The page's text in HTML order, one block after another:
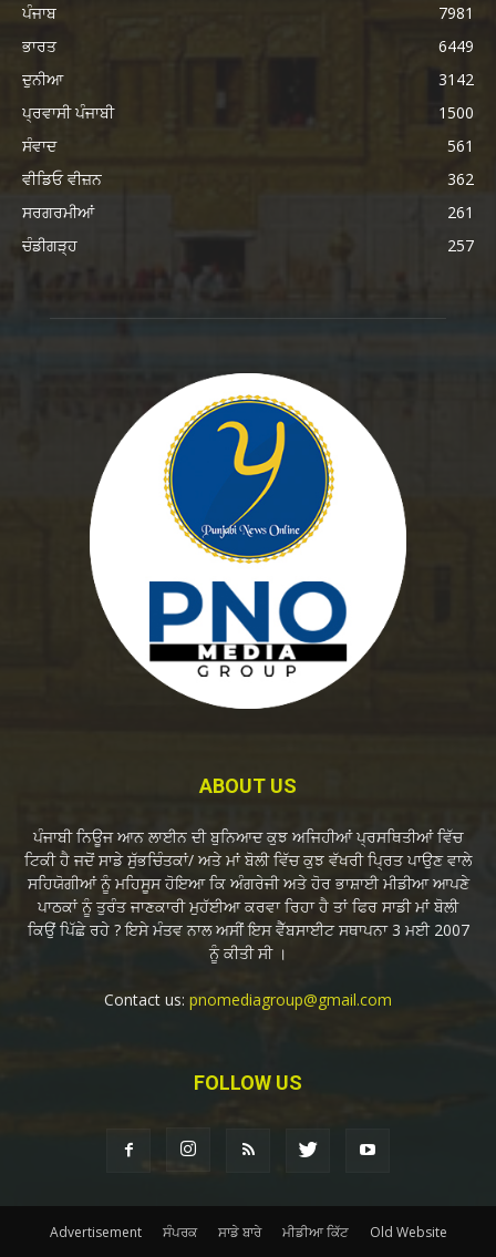
ਪੰਜਾਬ
7981
ਭਾਰਤ
6449
ਦੁਨੀਆ
3142
ਪ੍ਰਵਾਸੀ ਪੰਜਾਬੀ
1500
ਸੰਵਾਦ
561
ਵੀਡਿਓ ਵੀਜ਼ਨ
362
ਸਰਗਰਮੀਆਂ
261
ਚੰਡੀਗੜ੍ਹ
257
ABOUT US
ਪੰਜਾਬੀ ਨਿਊਜ ਆਨ ਲਾਈਨ ਦੀ ਬੁਨਿਆਦ ਕੁਝ ਅਜਿਹੀਆਂ ਪ੍ਰਸਥਿਤੀਆਂ ਵਿੱਚ
ਟਿਕੀ ਹੈ ਜਦੋਂ ਸਾਡੇ ਸੁੱਭਚਿੰਤਕਾਂ/ ਅਤੇ ਮਾਂ ਬੋਲੀ ਵਿੱਚ ਕੁਝ ਵੱਖਰੀ ਪ੍ਰਿਤ ਪਾਉਣ ਵਾਲੇ
ਸਹਿਯੋਗੀਆਂ ਨੂੰ ਮਹਿਸੂਸ ਹੋਇਆ ਕਿ ਅੰਗਰੇਜੀ ਅਤੇ ਹੋਰ ਭਾਸ਼ਾਈ ਮੀਡੀਆ ਆਪਣੇ
ਪਾਠਕਾਂ ਨੂੰ ਤੁਰੰਤ ਜਾਣਕਾਰੀ ਮੁਹੱਈਆ ਕਰਵਾ ਰਿਹਾ ਹੈ ਤਾਂ ਫਿਰ ਸਾਡੀ ਮਾਂ ਬੋਲੀ
ਕਿਉਂ ਪਿੱਛੇ ਰਹੇ ? ਇਸੇ ਮੰਤਵ ਨਾਲ ਅਸੀਂ ਇਸ ਵੈੱਬਸਾਈਟ ਸਥਾਪਨਾ 3 ਮਈ 2007
ਨੂੰ ਕੀਤੀ ਸੀ ।
Contact us: pnomediagroup@gmail.com
FOLLOW US
Advertisement ਸੰਪਰਕ ਸਾਡੇ ਬਾਰੇ ਮੀਡੀਆ ਕਿੱਟ Old Website